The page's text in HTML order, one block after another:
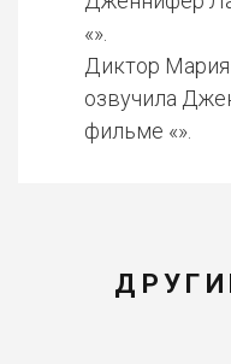
«».
Диктор
озвучила
фильме «».